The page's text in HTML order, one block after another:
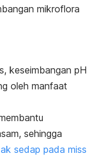
mikroflora
keseimbangan pH
oleh manfaat
sehingga
sedap pada miss